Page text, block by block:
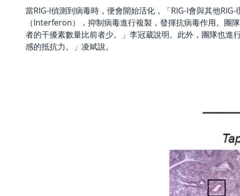
當RIG-I偵測到病毒時，便會開始活化，「RIG-I會與其他
（Interferon），抑制病毒進行複製，發揮抗病毒作用。團
者的干擾素數量比前者少。」李冠葳說明。此外，團隊也進
感的抵抗力。」凌斌說。